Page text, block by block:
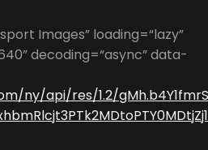
Images” loading=“lazy”
decoding=“async” data-
ny/api/res/1.2/